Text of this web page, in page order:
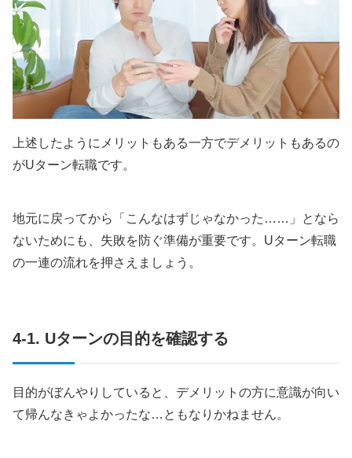
上述したようにメリットもある一方でデメリットもあるの
がUターン転職です。
地元に戻ってから「こんなはずじゃなかった……」となら
ないためにも、失敗を防ぐ準備が重要です。Uターン転職
の一連の流れを押さえましょう。
4-1. Uターンの目的を確認する
目的がぼんやりしていると、デメリットの方に意識が向い
て帰んなきゃよかったな…ともなりかねません。